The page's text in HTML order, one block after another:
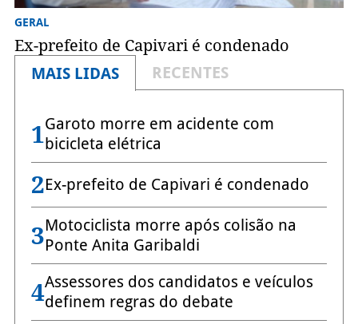
GERAL
Ex-prefeito de Capivari é condenado
MAIS LIDAS
RECENTES
1Garoto morre em acidente com
bicicleta elétrica
2Ex-prefeito de Capivari é condenado
3Motociclista morre após colisão na
Ponte Anita Garibaldi
4Assessores dos candidatos e veículos
definem regras do debate